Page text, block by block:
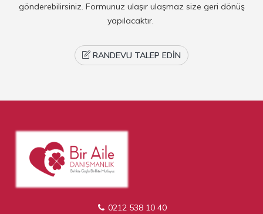
gönderebilirsiniz. Formunuz ulaşır ulaşmaz size geri dönüş
yapılacaktır.
RANDEVU TALEP EDIN
0212 538 10 40